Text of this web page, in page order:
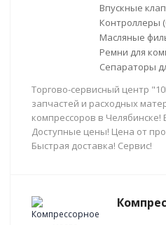
Впускные
Контроллеры
Масляные
Ремни для
Сепараторы
Торгово-сервисный центр
запчастей и расходных
компрессоров в Челябинске!
Доступные цены! Цена от
Быстрая доставка! Сервис!